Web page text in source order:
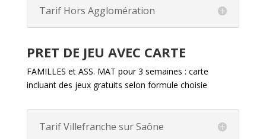
Tarif Hors Agglomération
PRET DE JEU AVEC CARTE
FAMILLES et ASS. MAT pour 3 semaines : carte
incluant des jeux gratuits selon formule choisie
Tarif Villefranche sur Saône